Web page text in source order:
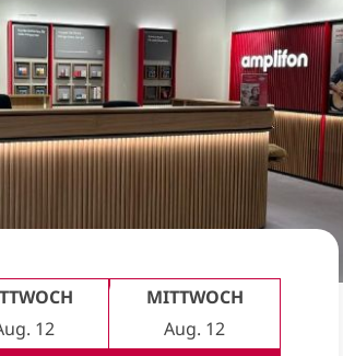
12
MITTWOCH
Aug. 12